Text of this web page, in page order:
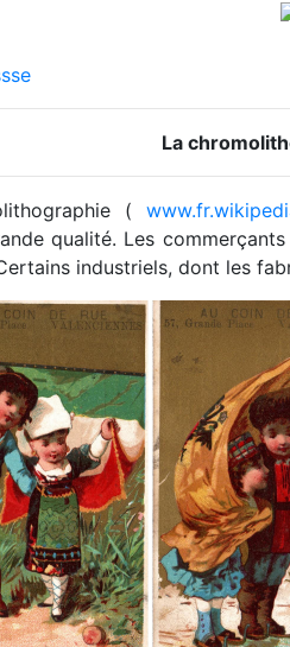
La
(
qualité. Les
industriels, dont les